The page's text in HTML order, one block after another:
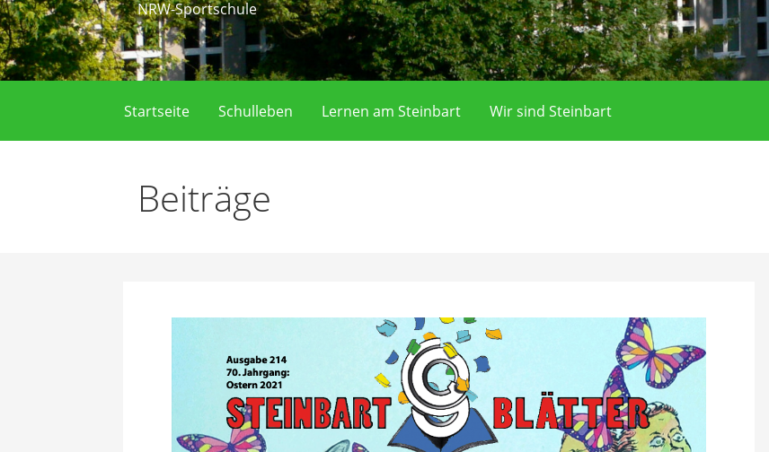
NRW-Sportschule
Startseite Schulleben Lernen am Steinbart Wir sind Steinbart
Beiträge